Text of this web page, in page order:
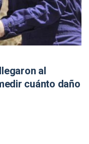
al
cuánto daño